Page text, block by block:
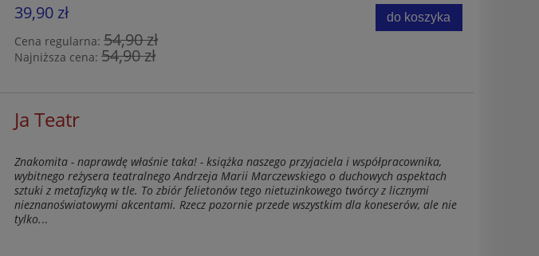
39,90 zł
Cena regularna:54,90 zł
Najniższa cena:54,90 zł
do koszyka
Ja Teatr
Znakomita - naprawdę właśnie taka! - książka naszego przyjaciela i współpracownika,
wybitnego reżysera teatralnego Andrzeja Marii Marczewskiego o duchowych aspektach
sztuki z metafizyką w tle. To zbiór felietonów tego nietuzinkowego twórcy z licznymi
nieznanoświatowymi akcentami. Rzecz pozornie przede wszystkim dla koneserów, ale nie
tylko...